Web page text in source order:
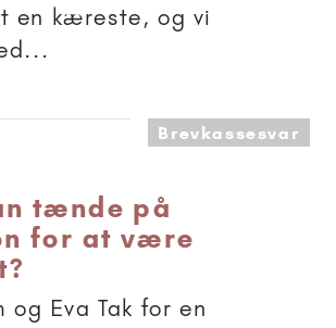
en kæreste, og vi
anbefalet til 18+Brevkassesvar
tænde på
for at være
og Eva Tak for en